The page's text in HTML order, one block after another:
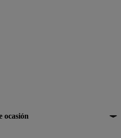
ocasión
de vehículos de ocasión